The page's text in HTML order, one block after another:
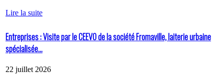
Lire la suite
Entreprises : Visite par le CEEVO de la société Fromaville, laiterie urbaine
spécialisée...
22 juillet 2026